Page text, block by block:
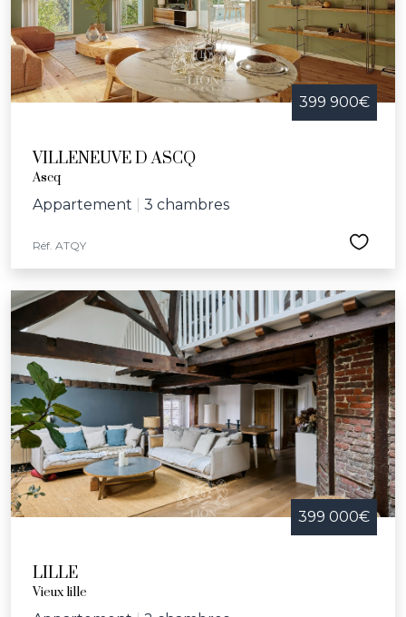
399 900€
VILLENEUVE D ASCQ
Ascq
Appartement 3 chambres
Réf. ATQY
399 000€
LILLE
Vieux lille